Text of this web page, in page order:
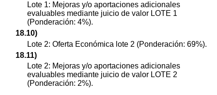
Lote 1: Mejoras y/o aportaciones adicionales
evaluables mediante juicio de valor LOTE 1
(Ponderación: 4%).
18.10)
Lote 2: Oferta Económica lote 2 (Ponderación: 69%).
18.11)
Lote 2: Mejoras y/o aportaciones adicionales
evaluables mediante juicio de valor LOTE 2
(Ponderación: 2%).